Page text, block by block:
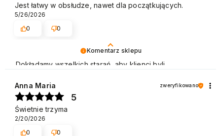
Komentarz sklepu
Dokładamy wszelkich starań, aby klienci byli
opinię i zapraszamy ponownie! Pozdrawiamy
Jest łatwy w obsłudze, nawet dla początkujących.
5/26/2026
0
0
Anna Maria zweryfikowano
5
Świetnie trzyma
2/20/2026
0
0